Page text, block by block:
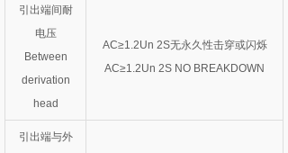
引出端间耐
电压
Between
derivation
head
AC≥1.2Un 2S无永久性击穿或闪烁
AC≥1.2Un 2S NO BREAKDOWN
引出端与外